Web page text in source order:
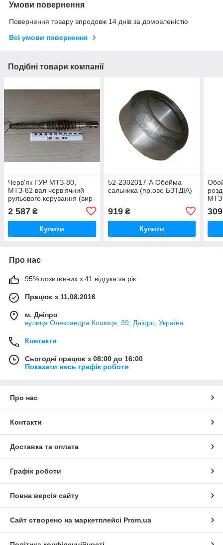
Умови повернення
Повернення товару впродовж 14 днів за домовленістю
Всі умови повернення
Подібні товари компанії
Черв'як ГУР МТЗ-80,
МТЗ-82 вал черв'ячний
рульового керування (вир-
оригінал) 50/70-3406034
2 587 ₴
Купити
52-2302017-А Обойма
сальника (пр.ово БЗТДІА)
919₴
Купити
309
Про нас
95% позитивних з 41 відгука за рік
Працює з 11.08.2016
м. Дніпро
вулиця Олександра Кошиця, 39, Дніпро, Україна
Контакти
Сьогодні працює з 08:00 до 16:00
Показати весь графік роботи
Про нас
Контакти
Доставка та оплата
Графік роботи
Повна версія сайту
Сайт створено на маркетплейсі Prom.ua